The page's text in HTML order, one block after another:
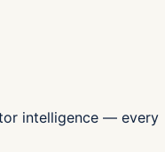
intelligence — every